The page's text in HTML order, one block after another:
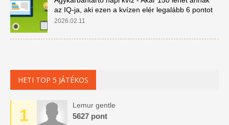
az IQ-ja, aki ezen a kvízen elér legalább 6 pontot
2026.02.11
HETI TOP 5 JÁTÉKOS
1
Lemur gentle
5627 pont